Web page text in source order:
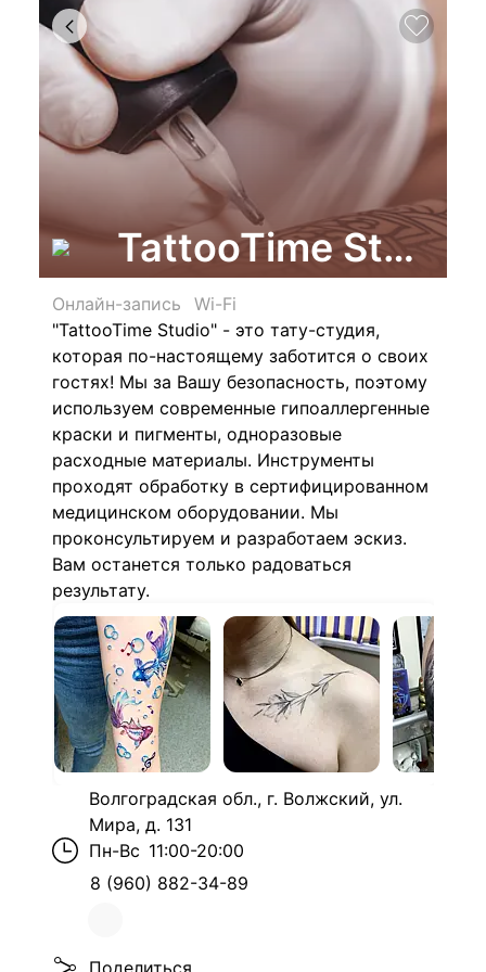
TattooTime Studio
Онлайн-запись
Wi-Fi
"TattooTime Studio" - это тату-студия,
которая по-настоящему заботится о своих
гостях! Мы за Вашу безопасность, поэтому
используем современные гипоаллергенные
краски и пигменты, одноразовые
расходные материалы. Инструменты
проходят обработку в сертифицированном
медицинском оборудовании. Мы
проконсультируем и разработаем эскиз.
Вам останется только радоваться
результату.
Волгоградская обл., г. Волжский, ул.
Мира, д. 131
Пн-Вс 11:00-20:00
8 (960) 882-34-89
Поделиться